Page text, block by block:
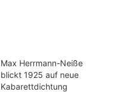
Max Herrmann-Neiße
blickt 1925 auf neue
Kabarettdichtung